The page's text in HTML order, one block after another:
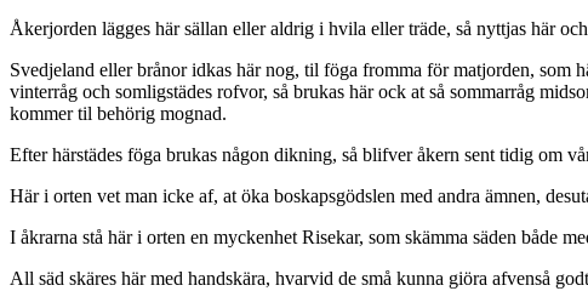
Åkerjorden lägges här sällan eller aldrig i hvila eller träde, så nyttjas här
Svedjeland eller brånor idkas här nog, til föga fromma för matjorden, som
vinterråg och somligstädes rofvor, så brukas här ock at så sommarråg
kommer til be­hörig mognad.
Efter härstädes föga brukas någon dikning, så blifver åkern sent tidig om
Här i orten vet man icke af, at öka boskapsgödslen med andra ämnen,
I åkrarna stå här i orten en myckenhet Risekar, som skämma säden både
All säd skäres här med handskära, hvarvid de små kunna giöra afvenså